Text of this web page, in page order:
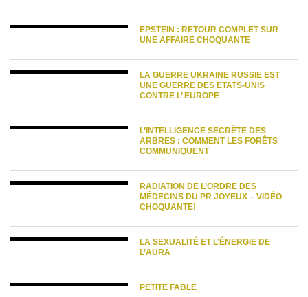
EPSTEIN : RETOUR COMPLET SUR
UNE AFFAIRE CHOQUANTE
LA GUERRE UKRAINE RUSSIE EST
UNE GUERRE DES ETATS-UNIS
CONTRE L’ EUROPE
L’INTELLIGENCE SECRÈTE DES
ARBRES : COMMENT LES FORÊTS
COMMUNIQUENT
RADIATION DE L’ORDRE DES
MÉDECINS DU PR JOYEUX – VIDÉO
CHOQUANTE!
LA SEXUALITÉ ET L’ÉNERGIE DE
L’AURA
PETITE FABLE